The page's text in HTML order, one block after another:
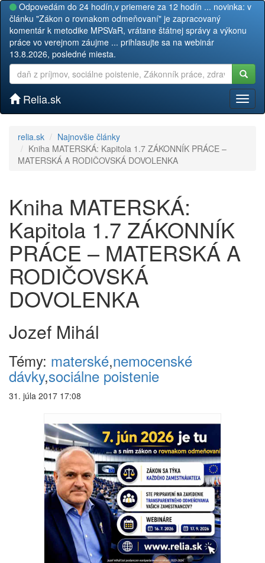
Odpovedám do 24 hodín,v priemere za 12 hodín ... novinka: v
článku "Zákon o rovnakom odmeňovaní" je zapracovaný
komentár k metodike MPSVaR, vrátane štátnej správy a výkonu
práce vo verejnom záujme ... prihlasujte sa na webinár
13.8.2026, posledné miesta.
Relia.sk
relia.sk
Najnovšie články
Kniha MATERSKÁ: Kapitola 1.7 ZÁKONNÍK PRÁCE –
MATERSKÁ A RODIČOVSKÁ DOVOLENKA
Kniha MATERSKÁ:
Kapitola 1.7 ZÁKONNÍK
PRÁCE – MATERSKÁ A
RODIČOVSKÁ
DOVOLENKA
Jozef Mihál
Témy: materské,nemocenské
dávky,sociálne poistenie
31. júla 2017 17:08